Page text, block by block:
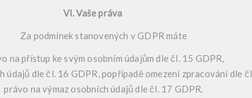
VI. Vaše práva
Za podmínek stanovených v GDPR máte
na přístup ke svým osobním údajům dle čl. 15 GDPR,
údajů dle čl. 16 GDPR, popřípadě omezení zpracování dle
právo na výmaz osobních údajů dle čl. 17 GDPR.